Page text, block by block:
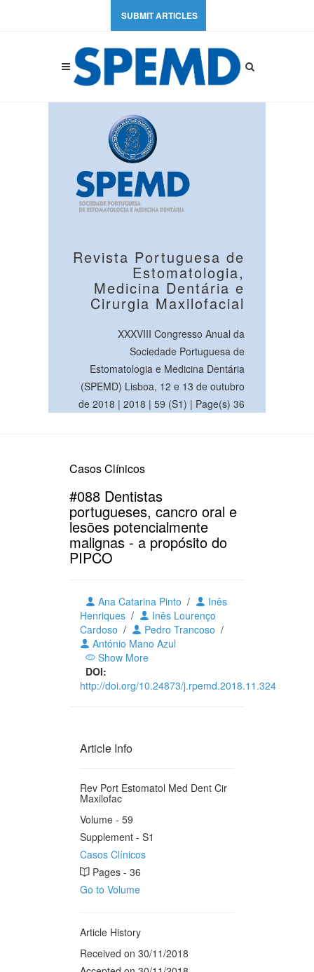
SUBMIT ARTICLES
Revista Portuguesa de
Estomatologia,
Medicina Dentária e
Cirurgia Maxilofacial
XXXVIII Congresso Anual da
Sociedade Portuguesa de
Estomatologia e Medicina Dentária
(SPEMD) Lisboa, 12 e 13 de outubro
de 2018 | 2018 | 59 (S1) | Page(s) 36
Casos Clínicos
#088 Dentistas
portugueses, cancro oral e
lesões potencialmente
malignas - a propósito do
PIPCO
Ana Catarina Pinto /
Inês
Henriques /
Inês Lourenço
Cardoso / Pedro Trancoso /
António Mano Azul
Show More
DOI:
http://doi.org/10.24873/j.rpemd.2018.11.324
Article Info
Rev Port Estomatol Med Dent Cir
Maxilofac
Volume - 59
Supplement - S1
Casos Clínicos
Pages - 36
Go to Volume
Article History
Received on 30/11/2018